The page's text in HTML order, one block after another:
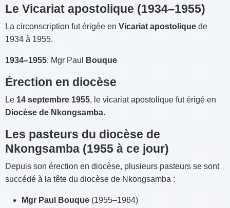
Le Vicariat apostolique (1934–1955)
La circonscription fut érigée en Vicariat apostolique de
1934 à 1955.
1934–1955: Mgr Paul Bouque
Érection en diocèse
Le 14 septembre 1955, le vicariat apostolique fut érigé en
Diocèse de Nkongsamba.
Les pasteurs du diocèse de
Nkongsamba (1955 à ce jour)
Depuis son érection en diocèse, plusieurs pasteurs se sont
succédé à la tête du diocèse de Nkongsamba :
Mgr Paul Bouque (1955–1964)